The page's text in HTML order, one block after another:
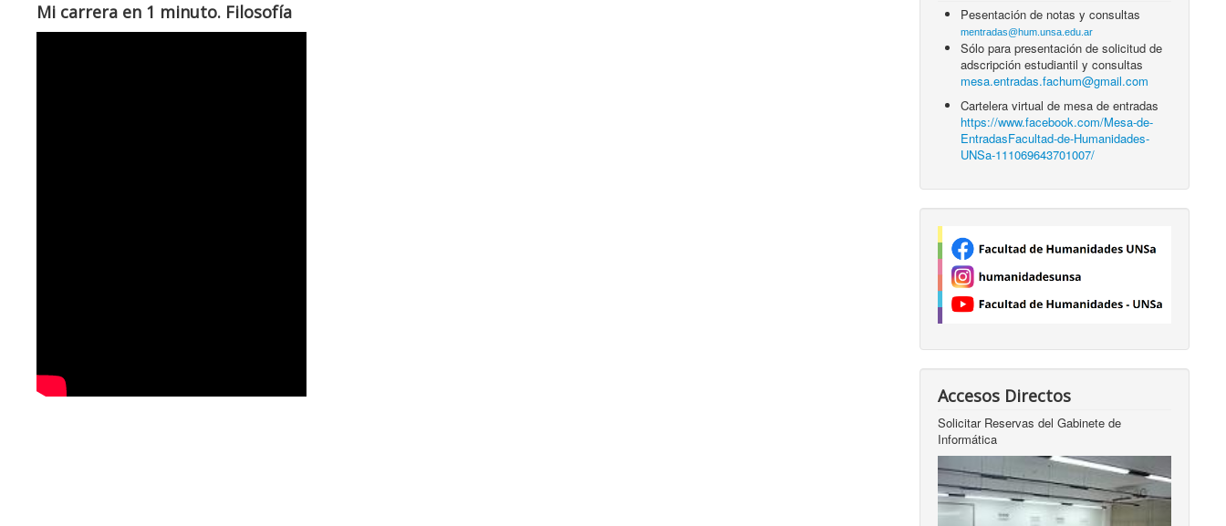
Mi carrera en 1 minuto. Filosofía Pesentación de notas y consultas
mentradas@hum.unsa.edu.ar
Sólo para presentación de solicitud de
adscripción estudiantil y consultas
mesa.entradas.fachum@gmail.com
Cartelera virtual de mesa de entradas
https://www.facebook.com/Mesa-de-
EntradasFacultad-de-Humanidades-
UNSa-111069643701007/
Accesos Directos
Solicitar Reservas del Gabinete de
Informática